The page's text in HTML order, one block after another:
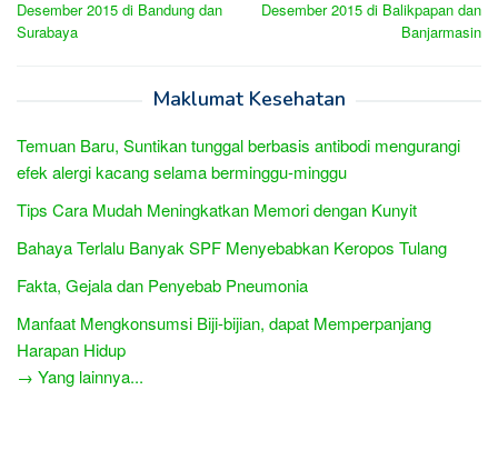
Desember 2015 di Bandung dan
Surabaya
Desember 2015 di Balikpapan dan
Banjarmasin
Maklumat Kesehatan
Temuan Baru, Suntikan tunggal berbasis antibodi mengurangi
efek alergi kacang selama berminggu-minggu
Tips Cara Mudah Meningkatkan Memori dengan Kunyit
Bahaya Terlalu Banyak SPF Menyebabkan Keropos Tulang
Fakta, Gejala dan Penyebab Pneumonia
Manfaat Mengkonsumsi Biji-bijian, dapat Memperpanjang
Harapan Hidup
→ Yang lainnya...